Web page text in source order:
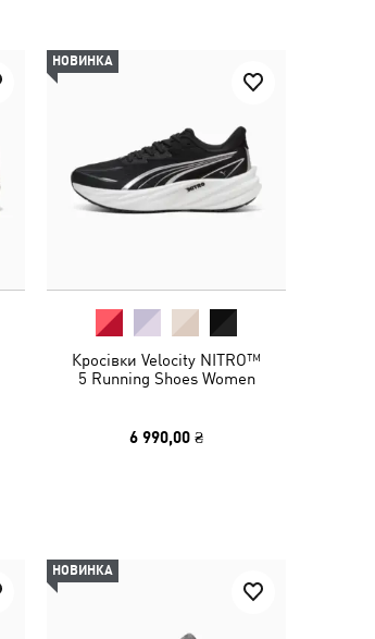
НОВИНКА
Кросівки Velocity NITRO™
5 Running Shoes Women
6 990,00 ₴
НОВИНКА